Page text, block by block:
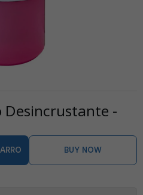
Desincrustante -
BUY NOW